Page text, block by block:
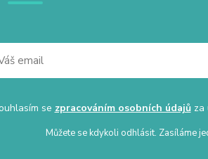
se zpracováním osobních údajůza
Můžete se kdykoli odhlásit. Zasíláme